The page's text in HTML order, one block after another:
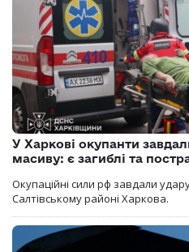
У Харкові окупанти
масиву: є загиблі та
Окупаційні сили рф завдали
Салтівському районі Харкова.